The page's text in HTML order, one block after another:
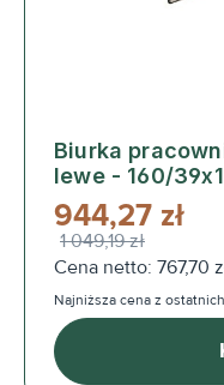
Biurka
lewe - 160/
944,27 zł
1 049,19 zł
Cena netto: 767,70
Najniższa cena z